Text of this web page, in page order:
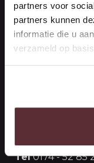
partners voor
partners kunnen
informatie die u
verzameld op
Vestiging ‘s-
Woutersweg 10
Tel0174 - 52 85